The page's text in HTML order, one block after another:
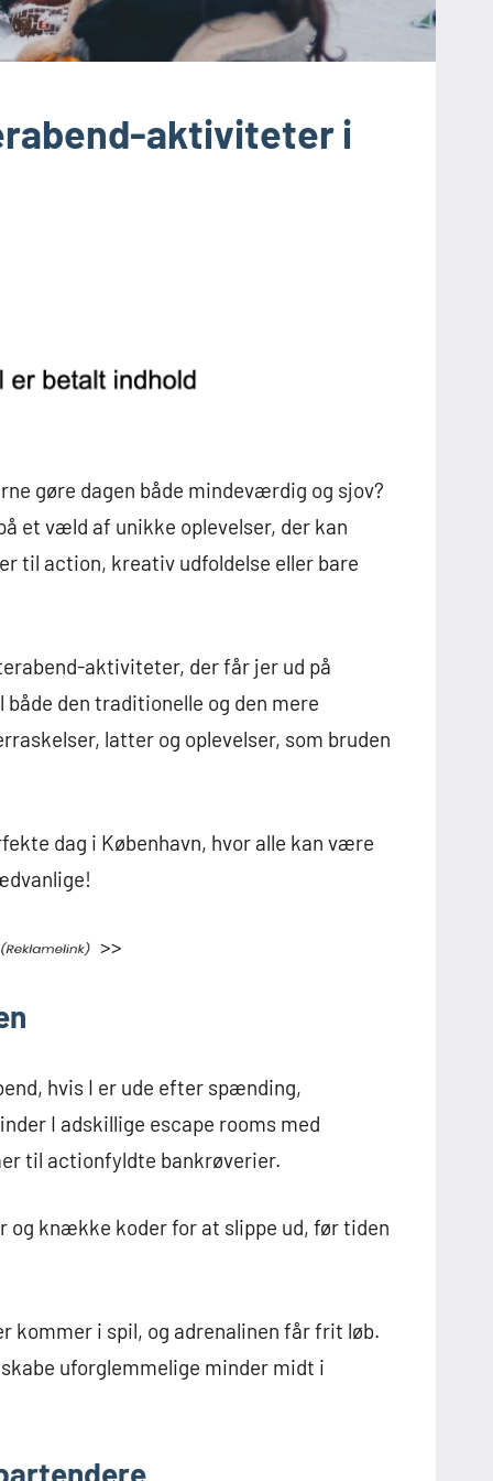
aktiviteter i
gøre dagen både mindeværdig og sjov?
et væld af unikke oplevelser, der kan
til action, kreativ udfoldelse eller bare
aktiviteter, der får jer ud på
den traditionelle og den mere
latter og oplevelser, som bruden
dag i København, hvor alle kan være
>>
hvis I er ude efter spænding,
I adskillige escape rooms med
til actionfyldte bankrøverier.
og knække koder for at slippe ud, før tiden
kommer i spil, og adrenalinen får frit løb.
uforglemmelige minder midt i